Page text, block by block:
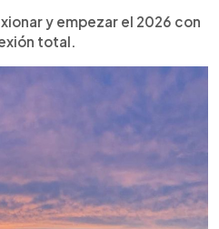
y empezar el 2026 con
total.